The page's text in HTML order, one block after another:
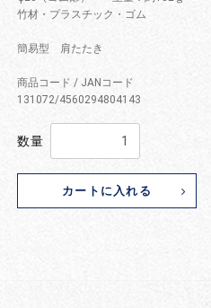
竹材・プラスチック・ゴム
簡易型 肩たたき
商品コード / JANコード
131072/4560294804143
数量
カートに入れる